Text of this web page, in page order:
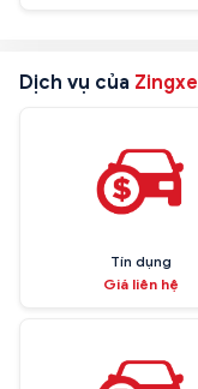
Dịch vụ của Zingxe
Tín dụng
Giá liên hệ